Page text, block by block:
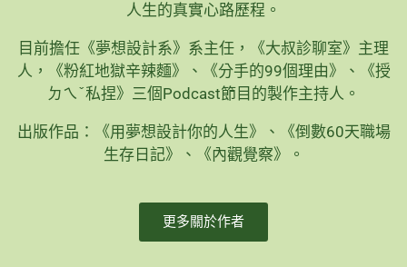
人生的真實心路歷程。
目前擔任《夢想設計系》系主任，《大叔診聊室》主理
人，《粉紅地獄辛辣麵》、《分手的99個理由》、《授
ㄉㄟˇ私捏》三個Podcast節目的製作主持人。
出版作品：《用夢想設計你的人生》、《倒數60天職場
生存日記》、《內觀覺察》。
更多關於作者